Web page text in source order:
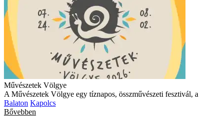
Művészetek Völgye
A Művészetek Völgye egy tíznapos, összművészeti fesztivál, a
Balaton Kapolcs
Bővebben